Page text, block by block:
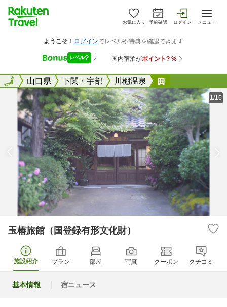
お気に入り 予約確認 ログイン メニュー
全国山口県 下関・宇部 川棚温泉
全国
1/16
玉椿旅館（国登録有形文化財）
施設紹介 プラン 部屋 写真 クーポン クチコミ
基本情報 宿ニュース